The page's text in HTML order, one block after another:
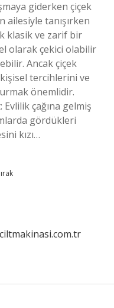
giderken çiçek
ailesiyle tanışırken
klasik ve zarif bir
olarak çekici olabilir
Ancak çiçek
tercihlerini ve
önemlidir.
Evlilik çağına gelmiş
gördükleri
kızı…